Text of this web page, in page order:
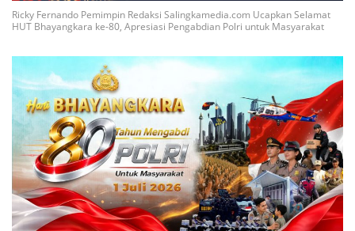
Ricky Fernando Pemimpin Redaksi Salingkamedia.com Ucapkan Selamat
HUT Bhayangkara ke-80, Apresiasi Pengabdian Polri untuk Masyarakat